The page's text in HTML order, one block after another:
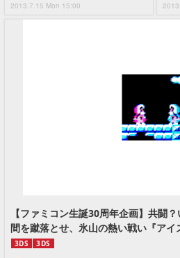
2013.7.15 Mon 15:00
【ファミコン生誕30周年企画】共闘
間を蹴落とせ、氷山の熱い戦い『アイ
3DS 3DS